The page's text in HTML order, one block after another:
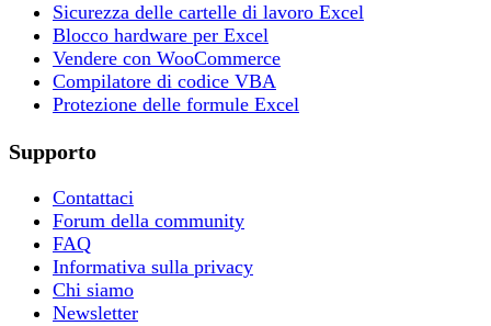
Sicurezza delle cartelle di lavoro Excel
Blocco hardware per Excel
Vendere con WooCommerce
Compilatore di codice VBA
Protezione delle formule Excel
Supporto
Contattaci
Forum della community
FAQ
Informativa sulla privacy
Chi siamo
Newsletter